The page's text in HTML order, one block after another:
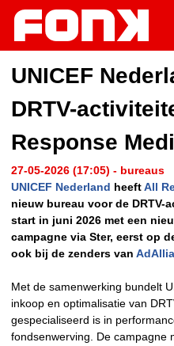
UNICEF
DRTV-
Response
27-05-2026 (17:05) - bureaus
UNICEF Nederland heeftAll
nieuw bureau voor de DRTV-
start in juni 2026 met een
campagne via Ster, eerst op
ook bij de zenders van
Met de samenwerking bundelt
inkoop en optimalisatie van
gespecialiseerd is in
fondsenwerving. De campagne